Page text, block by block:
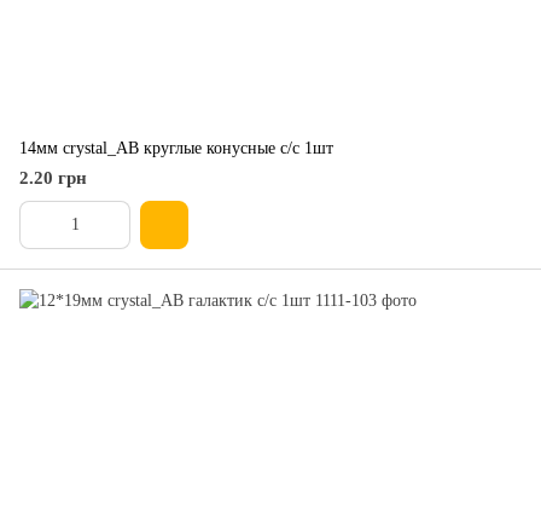
14мм crystal_AB круглые конусные с/с 1шт
2.20 грн